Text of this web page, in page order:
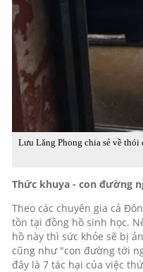
Lưu Lăng Phong chia sẻ về
Thức khuya - con đường
Theo các chuyên gia cả
tồn tại đồng hồ sinh học.
hồ này thì sức khỏe sẽ bị
cũng như "con đường tới
đây là 7 tác hại của việc